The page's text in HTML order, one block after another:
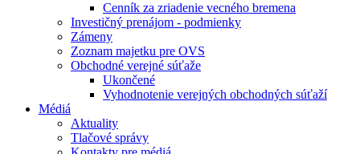
Cenník za zriadenie vecného bremena
Investičný prenájom - podmienky
Zámeny
Zoznam majetku pre OVS
Obchodné verejné súťaže
Ukončené
Vyhodnotenie verejných obchodných súťaží
Médiá
Aktuality
Tlačové správy